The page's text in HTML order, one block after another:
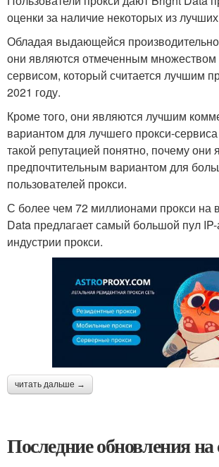
оценки за наличие некоторых из
Обладая выдающейся
они являются отмеченным множеством
сервисом, который считается лучшим
2021 году.
Кроме того, они являются лучшим
вариантом для лучшего прокси-
такой репутацией понятно, почему они
предпочтительным вариантом для
пользователей прокси.
С более чем 72 миллионами прокси на
Data предлагает самый большой пул
индустрии прокси.
читать дальше →
Последние обновления на